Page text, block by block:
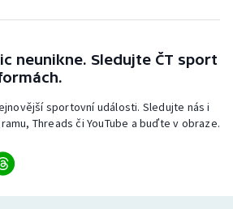
neunikne. Sledujte ČT sport
sportovní události. Sledujte nás i
Threads či YouTube a buďte v obraze.